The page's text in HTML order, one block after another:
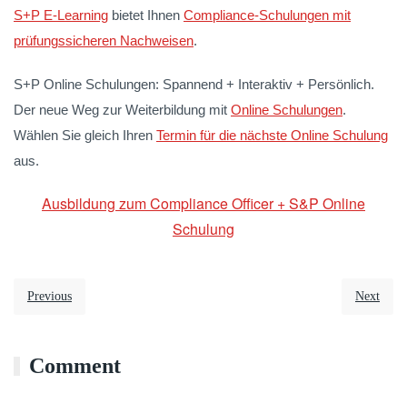
S+P E-Learning bietet Ihnen Compliance-Schulungen mit
prüfungssicheren Nachweisen.
S+P Online Schulungen: Spannend + Interaktiv + Persönlich.
Der neue Weg zur Weiterbildung mit Online Schulungen.
Wählen Sie gleich Ihren Termin für die nächste Online Schulung
aus.
Ausbildung zum Compliance Officer + S&P Online
Schulung
Previous Next
Comment